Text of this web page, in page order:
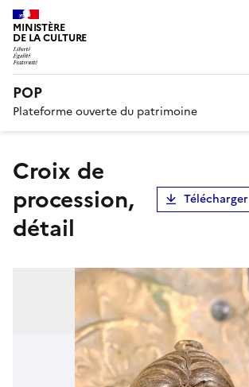
MINISTÈRE
DE LA CULTURE
POP
Plateforme ouverte du patrimoine
croix de
procession,
détail
Télécharger